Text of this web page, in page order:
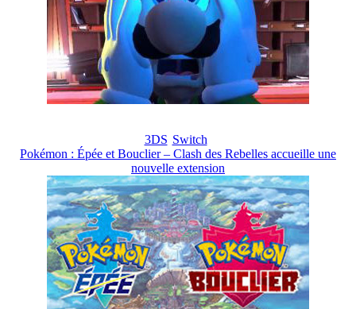
3DS Switch
Pokémon : Épée et Bouclier – Clash des Rebelles accueille une
nouvelle extension